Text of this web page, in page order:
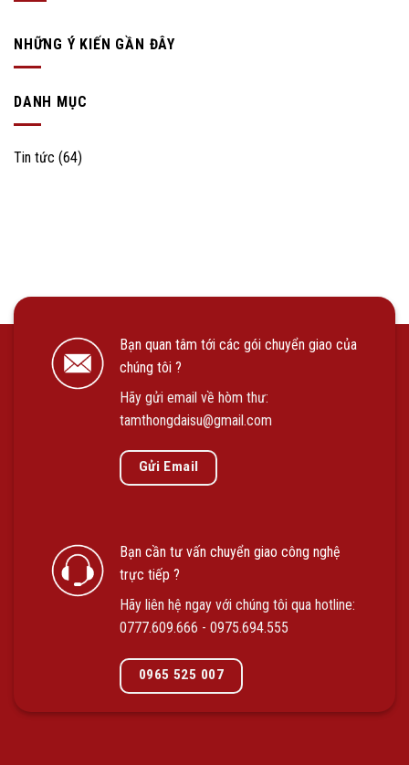
NHỮNG Ý KIẾN ​​GẦN ĐÂY
DANH MỤC
Tin tức (64)
Bạn quan tâm tới các gói chuyển giao của
chúng tôi ?
Hãy gửi email về hòm thư:
tamthongdaisu@gmail.com
Gửi Email
Bạn cần tư vấn chuyển giao công nghệ
trực tiếp ?
Hãy liên hệ ngay với chúng tôi qua hotline:
0777.609.666 - 0975.694.555
0965 525 007